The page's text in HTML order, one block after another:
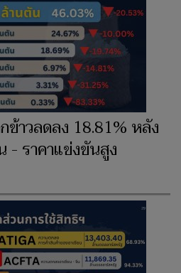
ข้าวลดลง 18.81% หลัง
- ราคาแข่งขันสูง